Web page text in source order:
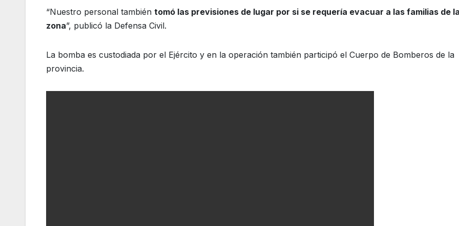
“Nuestro personal también tomó las previsiones de lugar por si se requería evacuar a las familias de
zona”, publicó la Defensa Civil.
La bomba es custodiada por el Ejército y en la operación también participó el Cuerpo de Bomberos de la
provincia.